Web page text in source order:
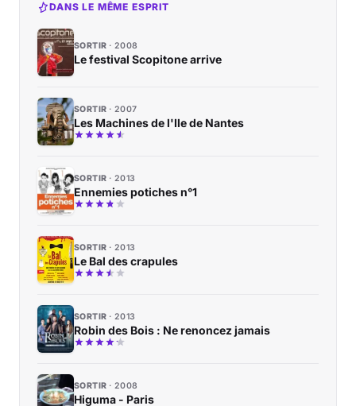
DANS LE MÊME ESPRIT
SORTIR 2008
Le festival Scopitone arrive
SORTIR 2007
Les Machines de l'Ile de Nantes
SORTIR 2013
Ennemies potiches n°1
SORTIR 2013
Le Bal des crapules
SORTIR 2013
Robin des Bois : Ne renoncez jamais
SORTIR 2008
Higuma - Paris